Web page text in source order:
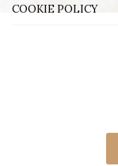
COOKIE POLICY